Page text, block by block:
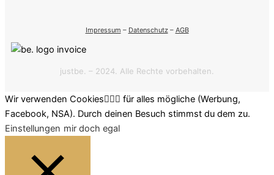
Impressum – Datenschutz– AGB
justbe. – 2024. Alle Rechte vorbehalten.
Wir verwenden Cookies🤷🏽‍♂️ für alles mögliche (Werbung,
Facebook, NSA). Durch deinen Besuch stimmst du dem zu.
Einstellungen mir doch egal